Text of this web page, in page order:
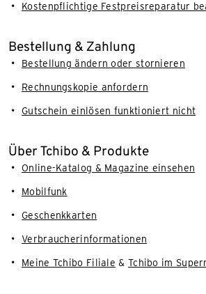
Kostenpflichtige Festpreisreparatur
Bestellung & Zahlung
Bestellung ändern oder stornieren
Rechnungskopie anfordern
Gutschein einlösen funktioniert nicht
Über Tchibo & Produkte
Online-Katalog & Magazine einsehen
Mobilfunk
Geschenkkarten
Verbraucherinformationen
Meine Tchibo Filiale & Tchibo im